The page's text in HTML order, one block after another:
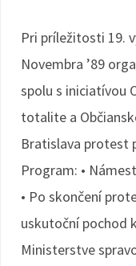
Pri príležitosti 19.
Novembra ’89
spolu s iniciatívou
totalite a
Bratislava protest
Program: •
• Po skončení
uskutoční pochod
Ministerstve